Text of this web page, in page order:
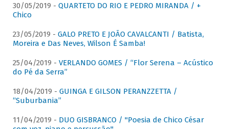
30/05/2019 - QUARTETO DO RIO E PEDRO MIRANDA / +
Chico
23/05/2019 - GALO PRETO E JOÃO CAVALCANTI / Batista,
Moreira e Das Neves, Wilson É Samba!
25/04/2019 - VERLANDO GOMES / “Flor Serena – Acústico
do Pé da Serra”
18/04/2019 - GUINGA E GILSON PERANZZETTA /
“Suburbania”
11/04/2019 - DUO GISBRANCO / "Poesia de Chico César